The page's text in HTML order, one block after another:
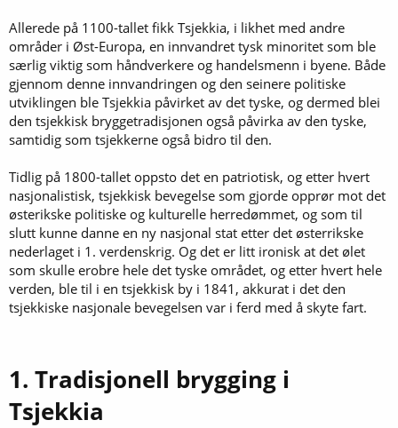
Allerede på 1100-tallet fikk Tsjekkia, i likhet med andre
områder i Øst-Europa, en innvandret tysk minoritet som ble
særlig viktig som håndverkere og handelsmenn i byene. Både
gjennom denne innvandringen og den seinere politiske
utviklingen ble Tsjekkia påvirket av det tyske, og dermed blei
den tsjekkisk bryggetradisjonen også påvirka av den tyske,
samtidig som tsjekkerne også bidro til den.
Tidlig på 1800-tallet oppsto det en patriotisk, og etter hvert
nasjonalistisk, tsjekkisk bevegelse som gjorde opprør mot det
østerikske politiske og kulturelle herredømmet, og som til
slutt kunne danne en ny nasjonal stat etter det østerrikske
nederlaget i 1. verdenskrig. Og det er litt ironisk at det ølet
som skulle erobre hele det tyske området, og etter hvert hele
verden, ble til i en tsjekkisk by i 1841, akkurat i det den
tsjekkiske nasjonale bevegelsen var i ferd med å skyte fart.
1. Tradisjonell brygging i
Tsjekkia